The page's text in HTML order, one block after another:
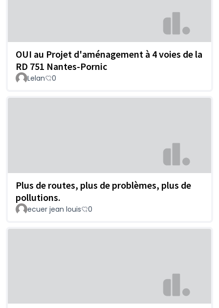
OUI au Projet d'aménagement à 4 voies de la
RD 751 Nantes-Pornic
Lelan 0
Plus de routes, plus de problèmes, plus de
pollutions.
ecuer jean louis 0